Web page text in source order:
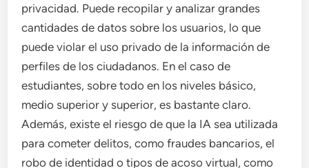
privacidad. Puede recopilar y analizar grandes
cantidades de datos sobre los usuarios, lo que
puede violar el uso privado de la información de
perfiles de los ciudadanos. En el caso de
estudiantes, sobre todo en los niveles básico,
medio superior y superior, es bastante claro.
Además, existe el riesgo de que la IA sea utilizada
para cometer delitos, como fraudes bancarios, el
robo de identidad o tipos de acoso virtual, como